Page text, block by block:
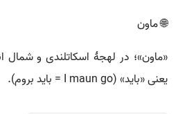
🌐 ماون
یعنی «باید» (I maun go = باید بروم).